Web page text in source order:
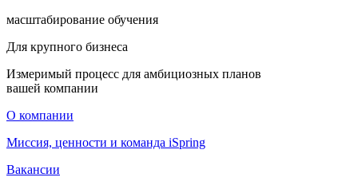
масштабирование обучения
Для крупного бизнеса
Измеримый процесс для амбициозных планов
вашей компании
О компании
Миссия, ценности и команда iSpring
Вакансии